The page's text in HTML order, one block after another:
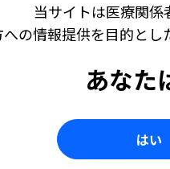
2025.11.26 06:15
2025.11.28 04:45
当サイトは医療関係
の情報提供を目的とし
あなた
はい